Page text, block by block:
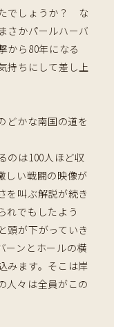
でしょうか？ な
さかパールハーバ
から80年になる
持ちにして差し上
どかな南国の道を
のは100人ほど収
しい戦闘の映像が
を叫ぶ解説が続き
れでもしたよう
頭が下がっていき
ーンとホールの横
みます。そこは岸
人々は全員がこの